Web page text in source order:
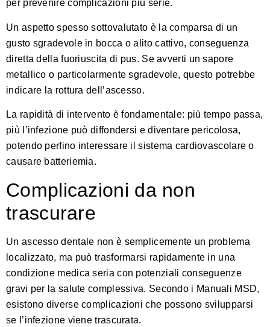
per prevenire complicazioni più serie.
Un aspetto spesso sottovalutato è la comparsa di un
gusto sgradevole in bocca o alito cattivo, conseguenza
diretta della fuoriuscita di pus. Se avverti un sapore
metallico o particolarmente sgradevole, questo potrebbe
indicare la rottura dell’ascesso.
La rapidità di intervento è fondamentale: più tempo passa,
più l’infezione può diffondersi e diventare pericolosa,
potendo perfino interessare il sistema cardiovascolare o
causare batteriemia.
Complicazioni da non
trascurare
Un ascesso dentale non è semplicemente un problema
localizzato, ma può trasformarsi rapidamente in una
condizione medica seria con potenziali conseguenze
gravi per la salute complessiva. Secondo i Manuali MSD,
esistono diverse complicazioni che possono svilupparsi
se l’infezione viene trascurata.